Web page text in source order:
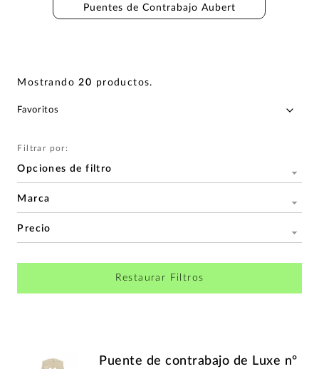
Puentes de Contrabajo Aubert
Mostrando20 productos.
Filtrar por:
Opciones de filtro
Marca
Precio
Restaurar Filtros
Puente de contrabajo de Luxe nº